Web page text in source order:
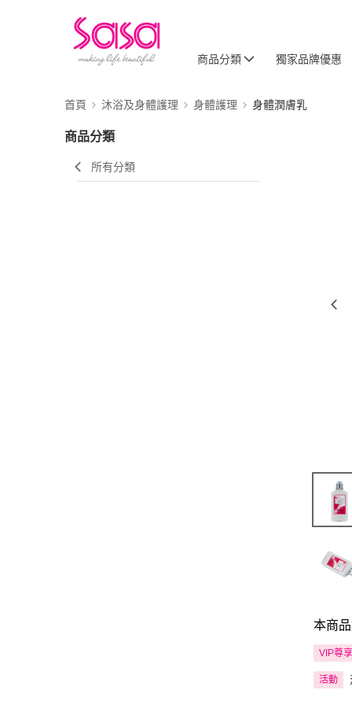
商品分類 獨家品牌優惠
首頁 沐浴及身體護理 身體護理 身體潤膚乳
商品分類
所有分類
本商
VIP尊享
活動